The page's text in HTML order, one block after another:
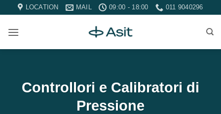
contenuti
LOCATION MAIL 09:00 - 18:00 011 9040296
Controllori e Calibratori di
Pressione